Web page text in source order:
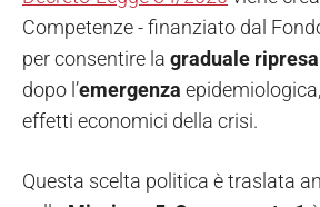
Competenze - finanziato dal
per consentire la graduale ripresa
dopo l’emergenza
effetti economici della crisi.
Questa scelta politica è traslata